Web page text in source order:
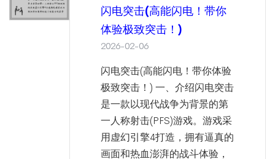
闪电突击(高能闪电！带你
体验极致突击！)
2026-02-06
闪电突击(高能闪电！带你体验
极致突击！) 一、介绍闪电突击
是一款以现代战争为背景的第
一人称射击(PFS)游戏。游戏采
用虚幻引擎4打造，拥有逼真的
画面和热血澎湃的战斗体验，